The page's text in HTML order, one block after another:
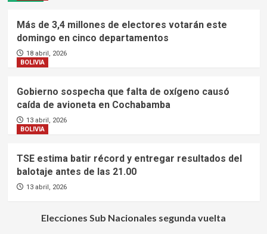
Más de 3,4 millones de electores votarán este
domingo en cinco departamentos
18 abril, 2026
BOLIVIA
Gobierno sospecha que falta de oxígeno causó
caída de avioneta en Cochabamba
13 abril, 2026
BOLIVIA
TSE estima batir récord y entregar resultados del
balotaje antes de las 21.00
13 abril, 2026
Elecciones Sub Nacionales segunda vuelta